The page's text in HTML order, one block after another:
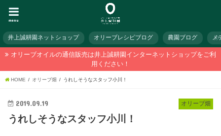
menu
井上誠耕園ネットショップ オリーブレシピブログ 農園ブログ メ
オリーブオイルの通信販売は井上誠耕園インターネットショップをご利
用ください！
HOME オリーブ畑 うれしそうなスタッフ小川！
オリーブ畑
2019.09.19
うれしそうなスタッフ小川！